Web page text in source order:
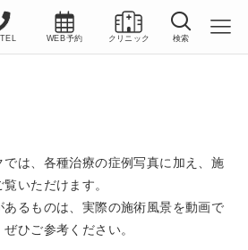
WEB予約 クリニック 検索
は、各種治療の症例写真に加え、施
いただけます。
あるものは、実際の施術風景を動画で
ひご参考ください。